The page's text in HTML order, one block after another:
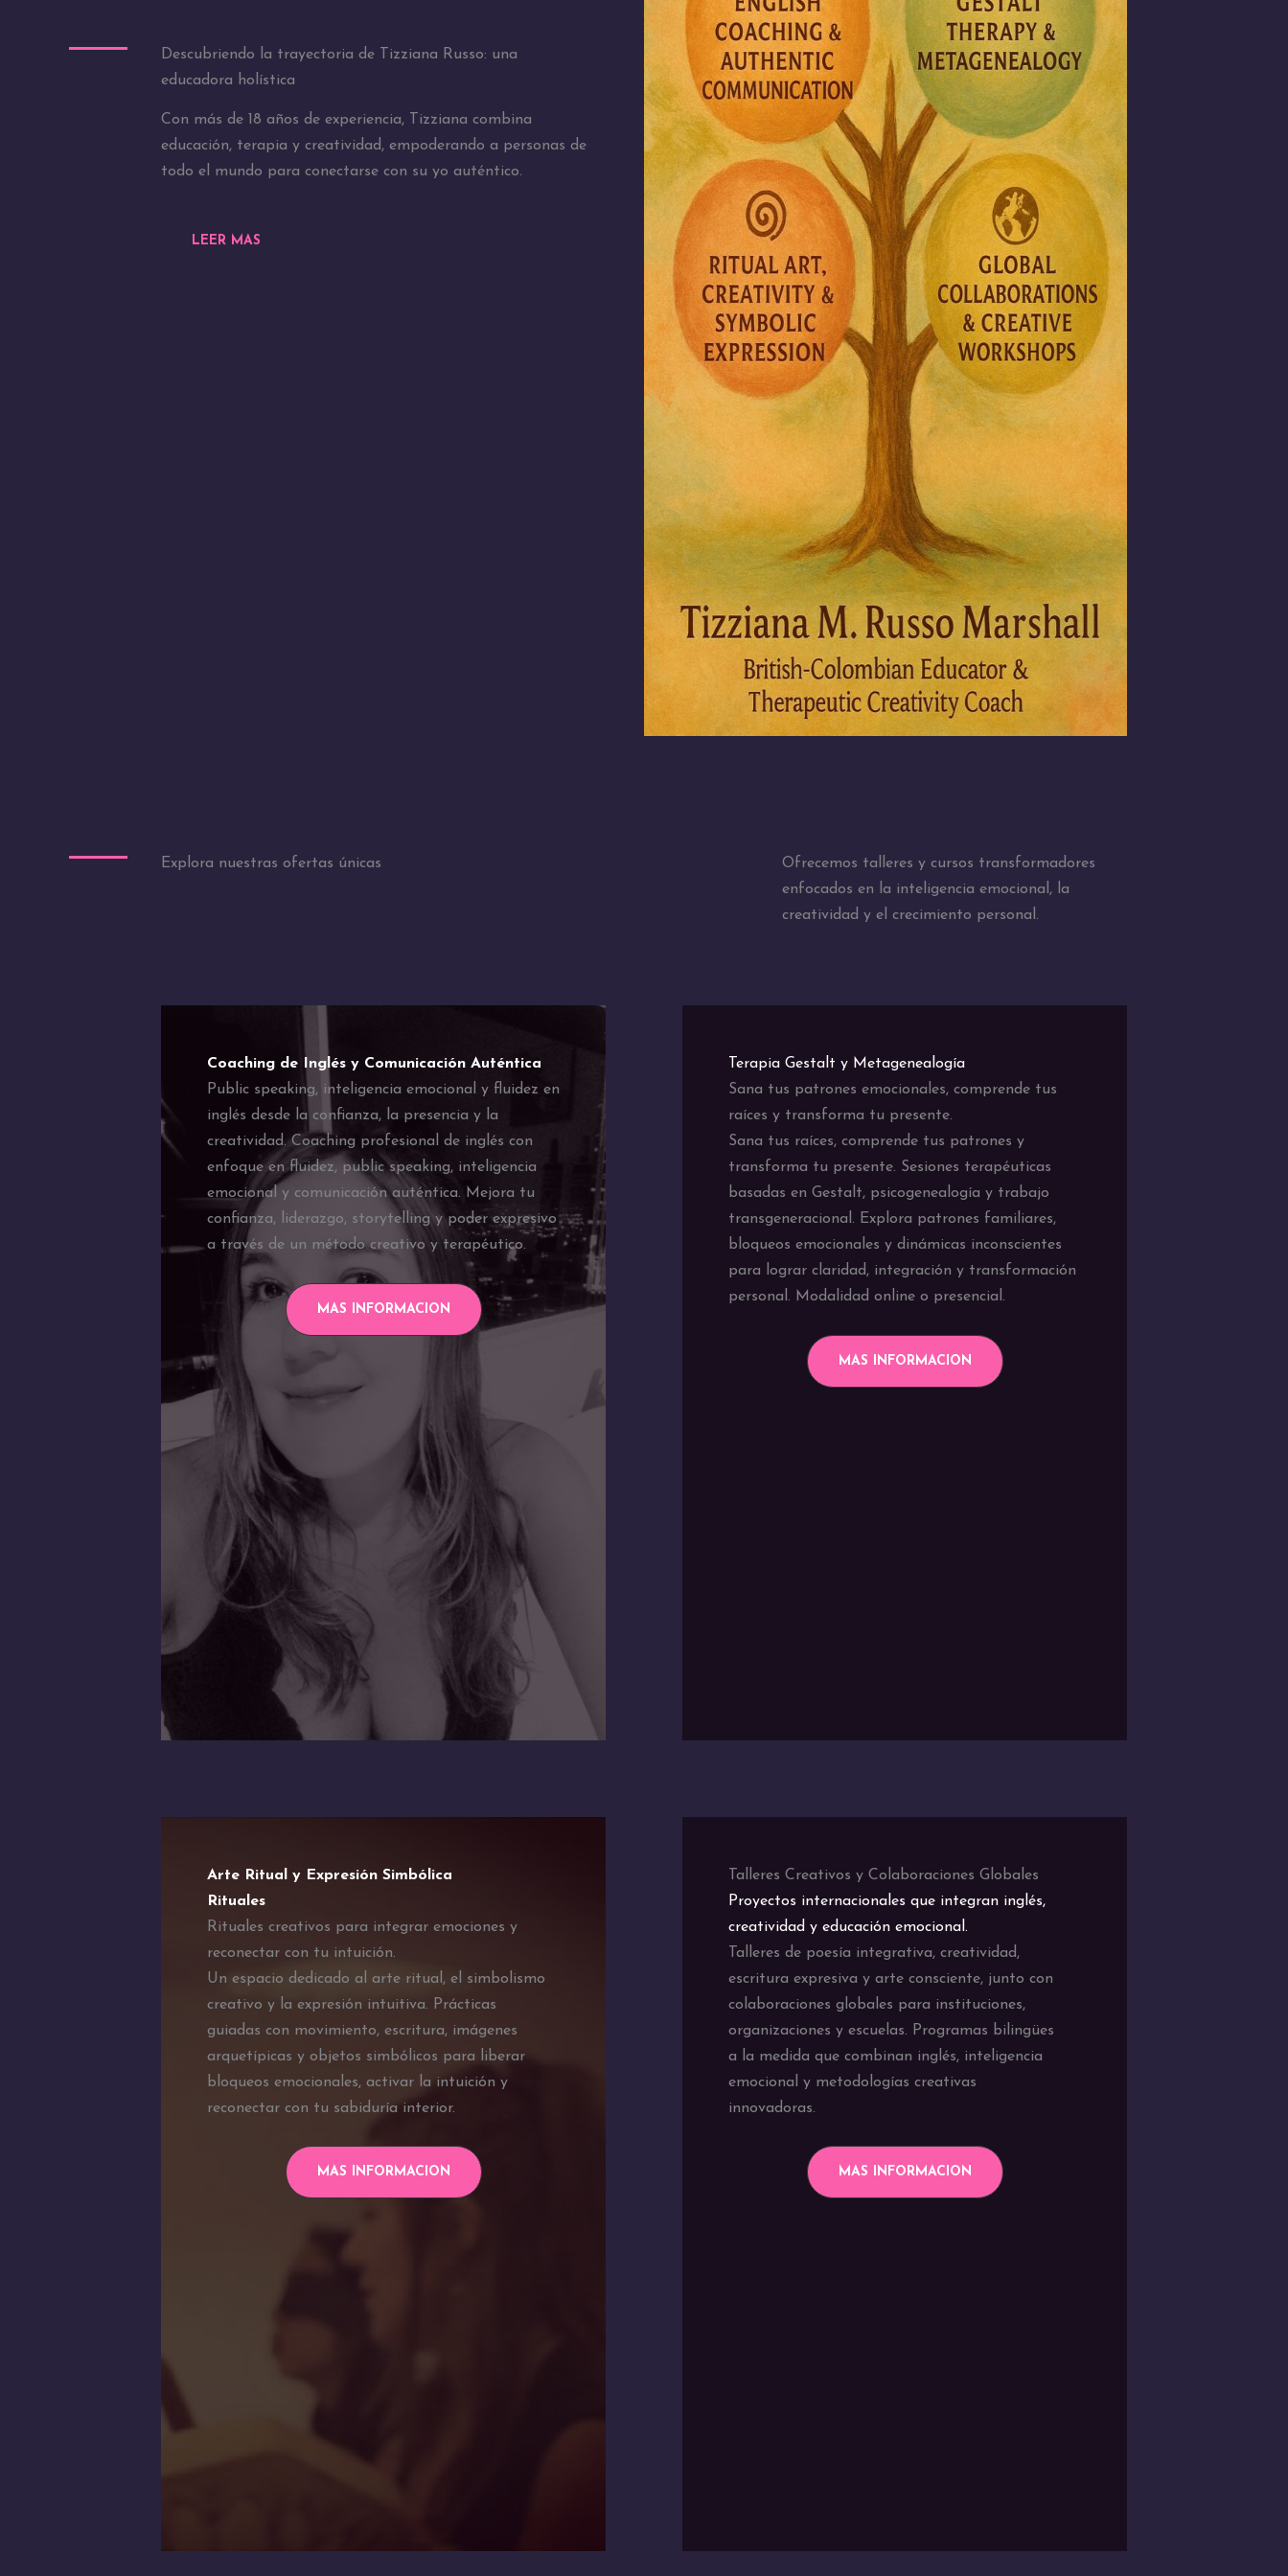
Descubriendo la trayectoria de Tizziana Russo: una
educadora holística
Con más de 18 años de experiencia, Tizziana combina
educación, terapia y creatividad, empoderando a personas de
todo el mundo para conectarse con su yo auténtico.
LEER MAS
Explora nuestras ofertas únicas
Ofrecemos talleres y cursos transformadores
enfocados en la inteligencia emocional, la
creatividad y el crecimiento personal.
Coaching de Inglés y Comunicación Auténtica
Public speaking, inteligencia emocional y fluidez en
inglés desde la confianza, la presencia y la
creatividad. Coaching profesional de inglés con
enfoque en fluidez, public speaking, inteligencia
emocional y comunicación auténtica. Mejora tu
confianza, liderazgo, storytelling y poder expresivo
a través de un método creativo y terapéutico.
MAS INFORMACION
Terapia Gestalt y Metagenealogía
Sana tus patrones emocionales, comprende tus
raíces y transforma tu presente.
Sana tus raíces, comprende tus patrones y
transforma tu presente. Sesiones terapéuticas
basadas en Gestalt, psicogenealogía y trabajo
transgeneracional. Explora patrones familiares,
bloqueos emocionales y dinámicas inconscientes
para lograr claridad, integración y transformación
personal. Modalidad online o presencial.
MAS INFORMACION
Arte Ritual y Expresión Simbólica
Rituales
Rituales creativos para integrar emociones y
reconectar con tu intuición.
Un espacio dedicado al arte ritual, el simbolismo
creativo y la expresión intuitiva. Prácticas
guiadas con movimiento, escritura, imágenes
arquetípicas y objetos simbólicos para liberar
bloqueos emocionales, activar la intuición y
reconectar con tu sabiduría interior.
MAS INFORMACION
Talleres Creativos y Colaboraciones Globales
Proyectos internacionales que integran inglés,
creatividad y educación emocional.
Talleres de poesía integrativa, creatividad,
escritura expresiva y arte consciente, junto con
colaboraciones globales para instituciones,
organizaciones y escuelas. Programas bilingües
a la medida que combinan inglés, inteligencia
emocional y metodologías creativas
innovadoras.
MAS INFORMACION